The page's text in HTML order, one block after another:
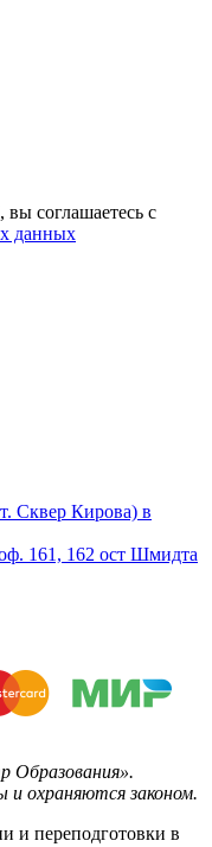
соглашаетесь с
данных
Сквер Кирова) в
161, 162 ост Шмидта
Образования».
и охраняются законом.
и переподготовки в